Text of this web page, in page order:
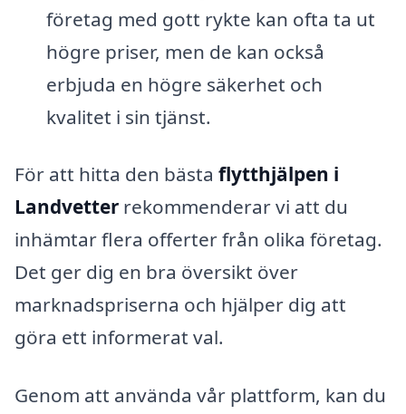
företag med gott rykte kan ofta ta ut
högre priser, men de kan också
erbjuda en högre säkerhet och
kvalitet i sin tjänst.
För att hitta den bästa flytthjälpen i
Landvetter rekommenderar vi att du
inhämtar flera offerter från olika företag.
Det ger dig en bra översikt över
marknadspriserna och hjälper dig att
göra ett informerat val.
Genom att använda vår plattform, kan du